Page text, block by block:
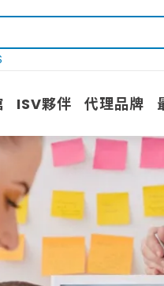
ISV夥伴 代理品牌
資料安全應用